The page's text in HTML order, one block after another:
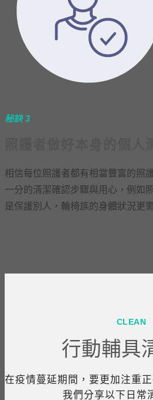
秘訣 3
相信每位照護者都有相當豐富的照
一分的清潔確認步驟與用心，例如
是保護別人，輪椅族的身體狀況更
CLEAN
行動輔具
在疫情蔓延期間，要更加注重
我們分享以下日常